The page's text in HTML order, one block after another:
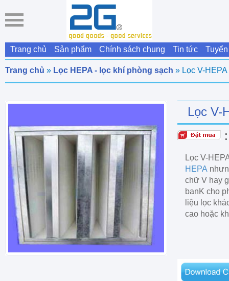
Trang chủ Sản phẩm Chính sách chung Tin tức
Trang chủ » Lọc HEPA - lọc khí phòng sạch » Lọc V-HEPA
Lọc V-
Lọc V-
HEPA
chữ V hay
banK cho
liệu lọc
cao hoặc